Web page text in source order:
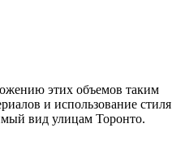
этих объемов таким
и использование стиля
вид улицам Торонто.